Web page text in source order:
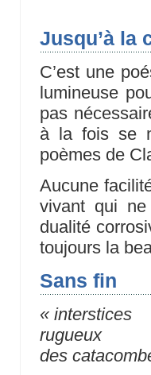
Jusqu’à la
C’est une
lumineuse
pas
à la fois se
poèmes de
Aucune
vivant qui ne
dualité
toujours la
Sans fin
« interstices
rugueux
des